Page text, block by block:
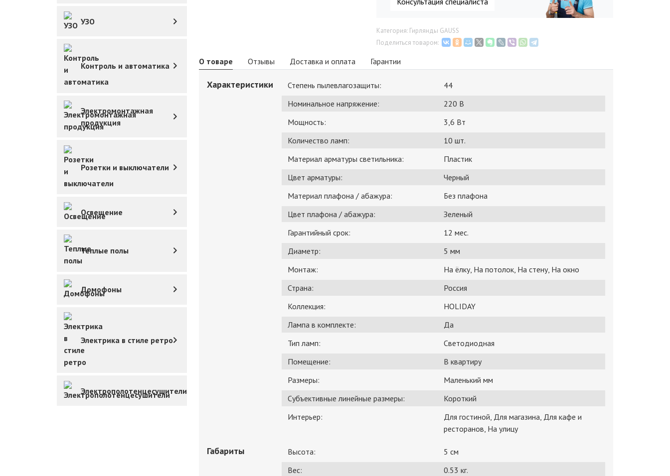
УЗО
Контроль и автоматика
Электромонтажная
продукция
Розетки и выключатели
Освещение
Теплые полы
Домофоны
Электрика в стиле ретро
Электрополотенцесушители
Категория: Гирлянды GAUSS
Поделиться товаром:
О товаре Отзывы Доставка и оплата Гарантии
Характеристики Степень пылевлагозащиты:
44
Номинальное напряжение:
220 В
Мощность:
3,6 Bт
Количество ламп:
10 шт.
Материал арматуры светильника:
Пластик
Цвет арматуры:
Черный
Материал плафона / абажура:
Без плафона
Цвет плафона / абажура:
Зеленый
Гарантийный срок:
12 мес.
Диаметр:
5 мм
Монтаж:
На ёлку, На потолок, На стену, На окно
Страна:
Россия
Коллекция:
HOLIDAY
Лампа в комплекте:
Да
Тип ламп:
Светодиодная
Помещение:
В квартиру
Размеры:
Маленький мм
Субъективные линейные размеры:
Короткий
Интерьер:
Для гостиной, Для магазина, Для кафе и
ресторанов, На улицу
Габариты Высота:
5 см
Вес:
0.53 кг.